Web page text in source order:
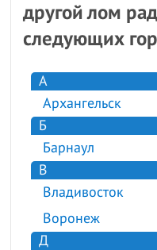
другой лом
следующих
А
Архангельск
Б
Барнаул
В
Владивосток
Воронеж
Д